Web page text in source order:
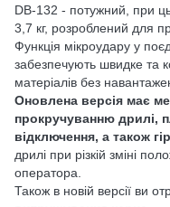
DB-132 - потужний, при
3,7 кг, розроблений для
Функція мікроудару у
забезпечують швидке та
матеріалів без
Оновлена версія має
прокручуванню дрилі,
відключення, а також
дрилі при різкій зміні
оператора.
Також в новій версії ви